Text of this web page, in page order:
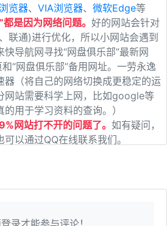
览器、 VIA浏览器、 微软Edge等
是因为网络问题。 好的网站会针对
联通)进行优化，所以小网站会遇到
导航网寻找“网盘俱乐部”最新网
“网盘俱乐部”备用网址。一劳永逸
器（将自己的网络切换成更稳定的运
网站需要科学上网，比如google等
的用于学习资料的查询。）
网站打不开的问题了。 如有疑问，
以通过QQ在线联系我们。
录才能参与评论！